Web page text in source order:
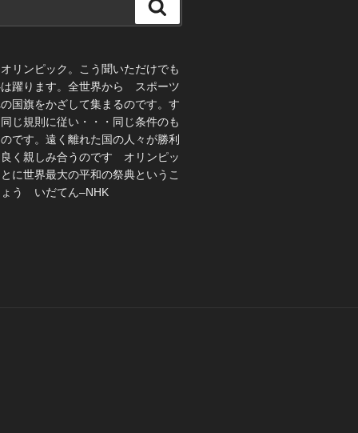
索
リンピック。こう聞いただけでも
躍ります。全世界から スポーツ
国旗をかざして集まるのです。す
じ規則に従い・・・同じ条件のも
です。遠く離れた国の人々が勝利
く親しみ合うのです オリンピッ
に世界最大の平和の祭典というこ
ょう いだてん–NHK